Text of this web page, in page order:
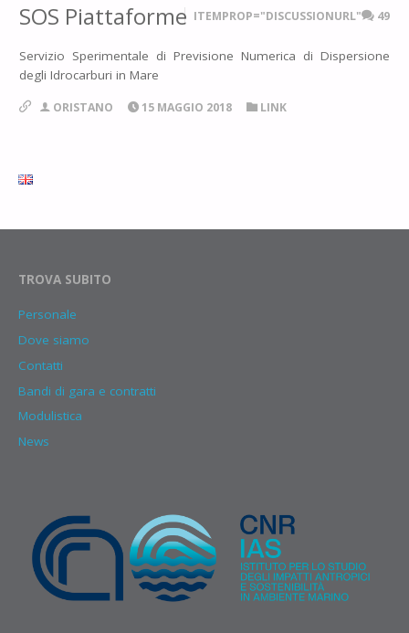
SOS Piattaforme ITEMPROP="DISCUSSIONURL" 49
Servizio Sperimentale di Previsione Numerica di Dispersione
degli Idrocarburi in Mare
ORISTANO 15 MAGGIO 2018 LINK
TROVA SUBITO
Personale
Dove siamo
Contatti
Bandi di gara e contratti
Modulistica
News